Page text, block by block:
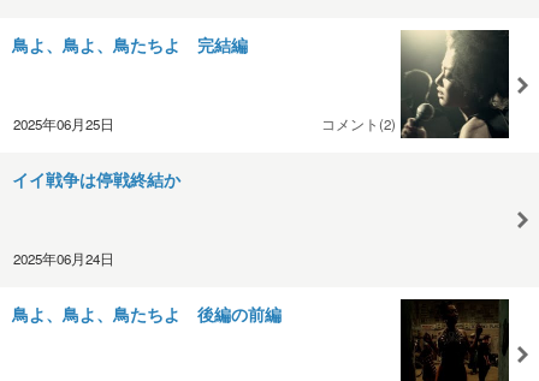
鳥よ、鳥よ、鳥たちよ 完結編
2025年06月25日 コメント(2)
イイ戦争は停戦終結か
2025年06月24日
鳥よ、鳥よ、鳥たちよ 後編の前編